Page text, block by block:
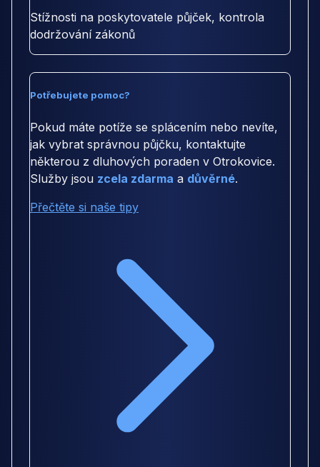
Stížnosti na poskytovatele půjček, kontrola
dodržování zákonů
Potřebujete pomoc?
Pokud máte potíže se splácením nebo nevíte,
jak vybrat správnou půjčku, kontaktujte
některou z dluhových poraden v Otrokovice.
Služby jsou zcela zdarma a důvěrné.
Přečtěte si naše tipy